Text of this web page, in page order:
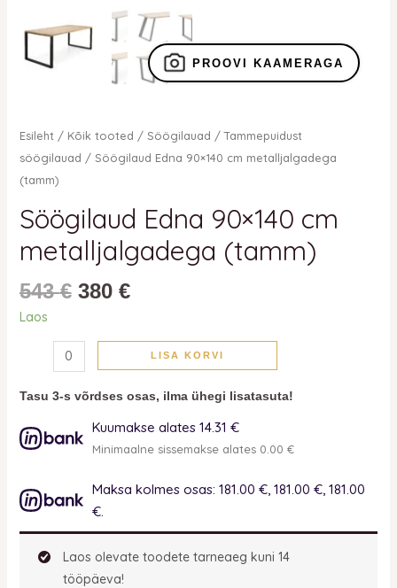
PROOVI KAAMERAGA
Esileht / Kõik tooted / Söögilauad /Tammepuidust
söögilauad / Söögilaud Edna 90×140 cm metalljalgadega
(tamm)
Söögilaud Edna 90×140 cm
metalljalgadega (tamm)
543€ 380 €
Laos
LISA KORVI
Tasu 3-s võrdses osas, ilma ühegi lisatasuta!
Kuumakse alates 14.31 €
Minimaalne sissemakse alates 0.00 €
Maksa kolmes osas: 181.00 €, 181.00 €, 181.00
€.
Laos olevate toodete tarneaeg kuni 14
tööpäeva!